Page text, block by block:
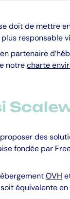
doit de mettre
responsable
partenaire
notrecharte
des
fondée par
OVH
équivalente